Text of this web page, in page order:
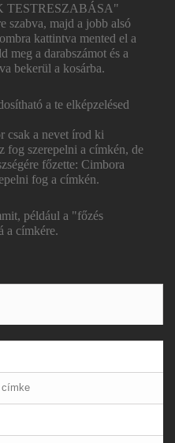
TESTRESZABÁSA"
szabva, majd a jobb alsó
kattintva mented el a
meg a darabszámot és a
bekerül a kosárba.
a te elképzelésed
csak a nevet írod ki
fog szerepelni a címkén, de
főzette: Cimbora
fog a címkén.
például a "főzés
a címkére.
címke